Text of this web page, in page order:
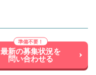
最新の募集状況を
問い合わせる